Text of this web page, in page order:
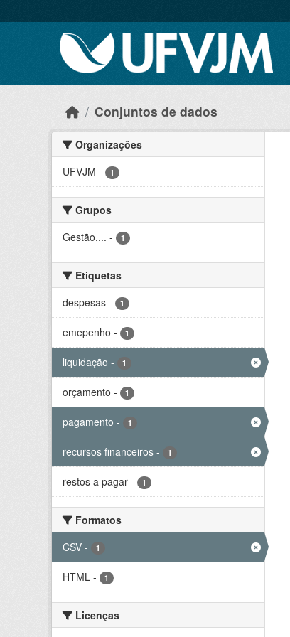
Conjuntos de dados
Organizações
UFVJM - 1
Grupos
Gestão,... - 1
Etiquetas
despesas - 1
emepenho - 1
liquidação - 1
orçamento - 1
pagamento - 1
recursos financeiros - 1
restos a pagar - 1
Formatos
CSV - 1
HTML - 1
Licenças